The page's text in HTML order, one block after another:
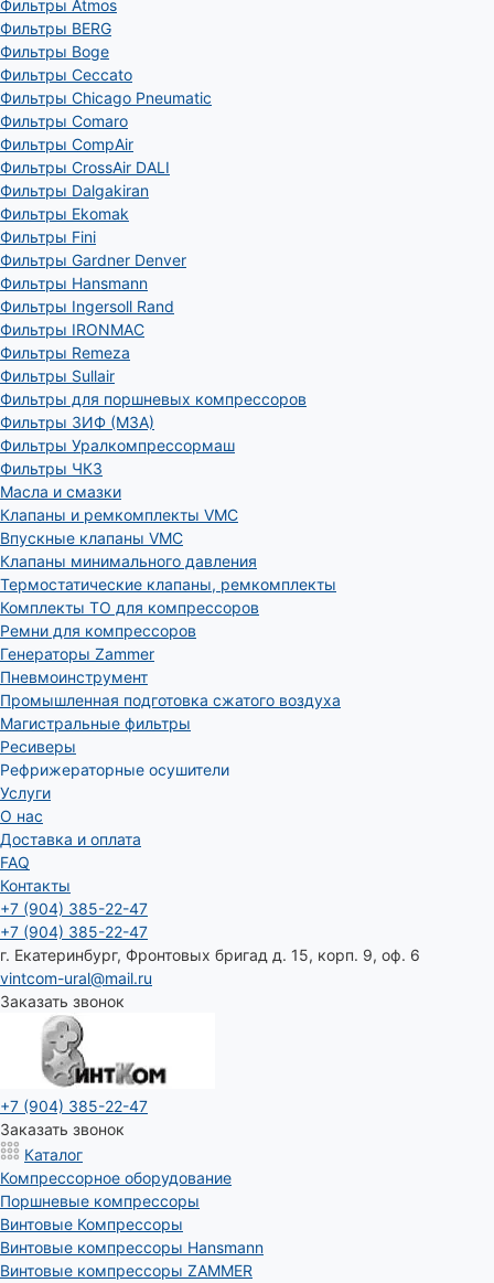
Фильтры Atmos
Фильтры BERG
Фильтры Boge
Фильтры Ceccato
Фильтры Chicago Pneumatic
Фильтры Comaro
Фильтры CompAir
Фильтры CrossAir DALI
Фильтры Dalgakiran
Фильтры Ekomak
Фильтры Fini
Фильтры Gardner Denver
Фильтры Hansmann
Фильтры Ingersoll Rand
Фильтры IRONMAC
Фильтры Remeza
Фильтры Sullair
Фильтры для поршневых компрессоров
Фильтры ЗИФ (МЗА)
Фильтры Уралкомпрессормаш
Фильтры ЧКЗ
Масла и смазки
Клапаны и ремкомплекты VMC
Впускные клапаны VMC
Клапаны минимального давления
Термостатические клапаны, ремкомплекты
Комплекты ТО для компрессоров
Ремни для компрессоров
Генераторы Zammer
Пневмоинструмент
Промышленная подготовка сжатого воздуха
Магистральные фильтры
Ресиверы
Рефрижераторные осушители
Услуги
О нас
Доставка и оплата
FAQ
Контакты
+7 (904) 385-22-47
+7 (904) 385-22-47
г. Екатеринбург, Фронтовых бригад д. 15, корп. 9, оф. 6
vintcom-ural@mail.ru
Заказать звонок
+7 (904) 385-22-47
Заказать звонок
Каталог
Компрессорное оборудование
Поршневые компрессоры
Винтовые Компрессоры
Винтовые компрессоры Hansmann
Винтовые компрессоры ZAMMER